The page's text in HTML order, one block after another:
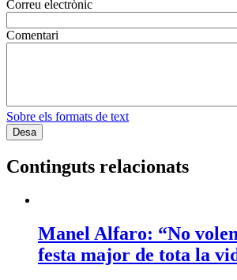
Correu electrònic
Comentari
Sobre els formats de text
Continguts relacionats
Manel Alfaro: “No
festa major de tota la